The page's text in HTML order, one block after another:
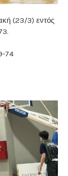
(23/3) εντός
74